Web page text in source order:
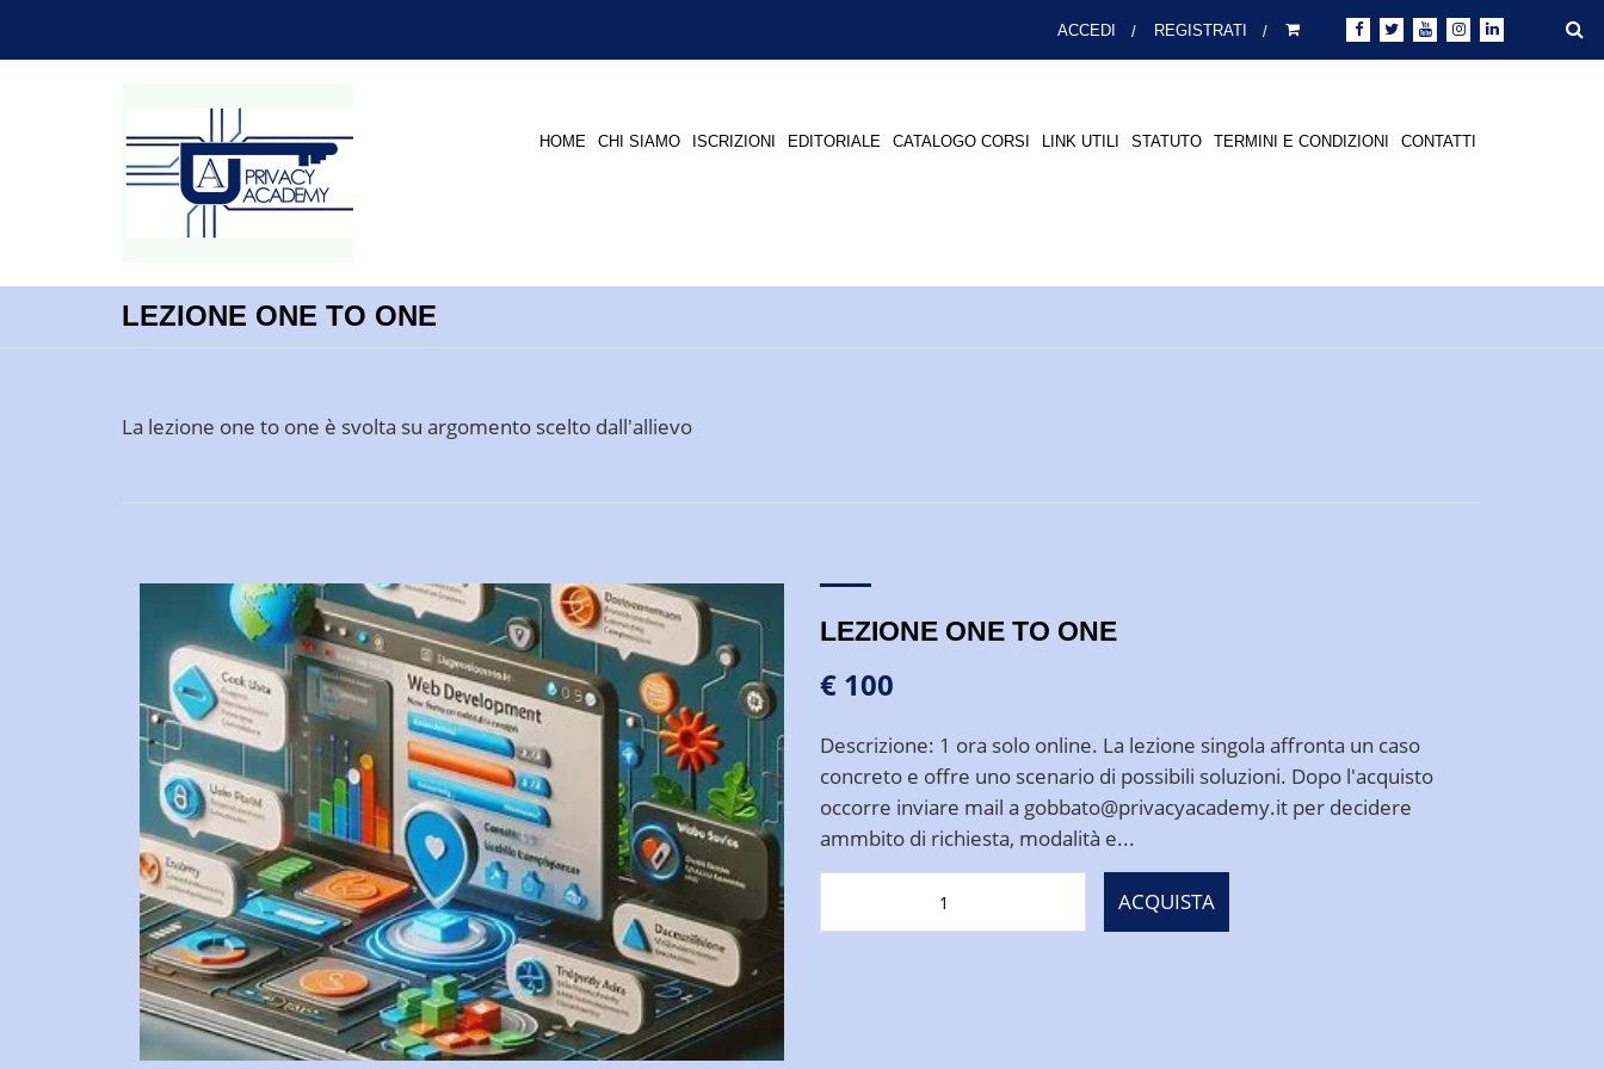
ACCEDI REGISTRATI
HOME CHI SIAMO ISCRIZIONI EDITORIALE CATALOGO CORSI LINK UTILI STATUTO TERMINI E CONDIZIONI CONTATTI
LEZIONE ONE TO ONE
La lezione one to one è svolta su argomento scelto dall'allievo
LEZIONE ONE TO ONE
€ 100
Descrizione: 1 ora solo online. La lezione singola affronta un caso
concreto e offre uno scenario di possibili soluzioni. Dopo l'acquisto
occorre inviare mail a gobbato@privacyacademy.it per decidere
ammbito di richiesta, modalità e...
ACQUISTA